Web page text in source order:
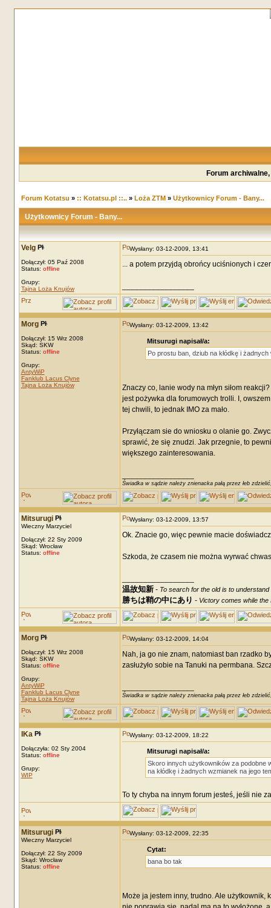
Forum
Forum Kotatsu » :: Kotatsu.pl ::..» Loża ZTM» Użytkownicy Forum - Bany...
Użytkownicy Forum - Bany...
Velg
Dołączył: 05 Paź 2008
Status: offline
Grupy:
Tajna Loża Knujów
Wysłany: 03-12-2009, 13:41
... a potem przyjdą obrońcy uciśnionych i
Morg
Dołączył: 15 Wrz 2008
Skąd: SKW
Status: offline
Grupy:
AntyWiP
Fanklub Lacus Clyne
Tajna Loża Knujów
Wysłany: 03-12-2009, 13:42
Mitsurugi napisał/a:
Po prostu ban, dziub na kłódkę i
Znaczy co, lanie wody na młyn siłom
jest pożywka dla forumowych trolli. I,
tej chwili, to jednak IMO za mało.
Przyłączam sie do wniosku o olanie go.
sprawić, że się znudzi. Jak przegnie, to
większego zainteresowania.
Świadka w sądzie należy znienacka pałą przez łeb
Mitsurugi
Wieczny Marzyciel
Dołączył: 22 Sty 2009
Skąd: Wrocław
Status: offline
Wysłany: 03-12-2009, 13:57
Ok. Znacie go, więc pewnie macie
Szkoda, że czasem nie można wyrwać
温故知新- To search for the old is to understand
勝ちは鞘の中にあり - Victory comes while
Morg
Dołączył: 15 Wrz 2008
Skąd: SKW
Status: offline
Grupy:
AntyWiP
Fanklub Lacus Clyne
Tajna Loża Knujów
Wysłany: 03-12-2009, 14:04
Nah, ja go nie znam, natomiast ban rzadko
zasłużyło sobie na Tanuki na permbana.
Świadka w sądzie należy znienacka pałą przez łeb
IKa
Dołączyła: 02 Sty 2004
Status: offline
Grupy:
WIP
Wysłany: 03-12-2009, 18:22
Mitsurugi napisał/a:
Skoro innych użytkowników za podobne
na kłódkę i żadnych wzmianek na jego
To ty chyba na innym forum jesteś, jeśli nie
Mitsurugi
Wieczny Marzyciel
Dołączył: 22 Sty 2009
Skąd: Wrocław
Status: offline
Wysłany: 03-12-2009, 22:35
Cytat:
bana bo tak
Może ja jestem inny, trudno. Ale